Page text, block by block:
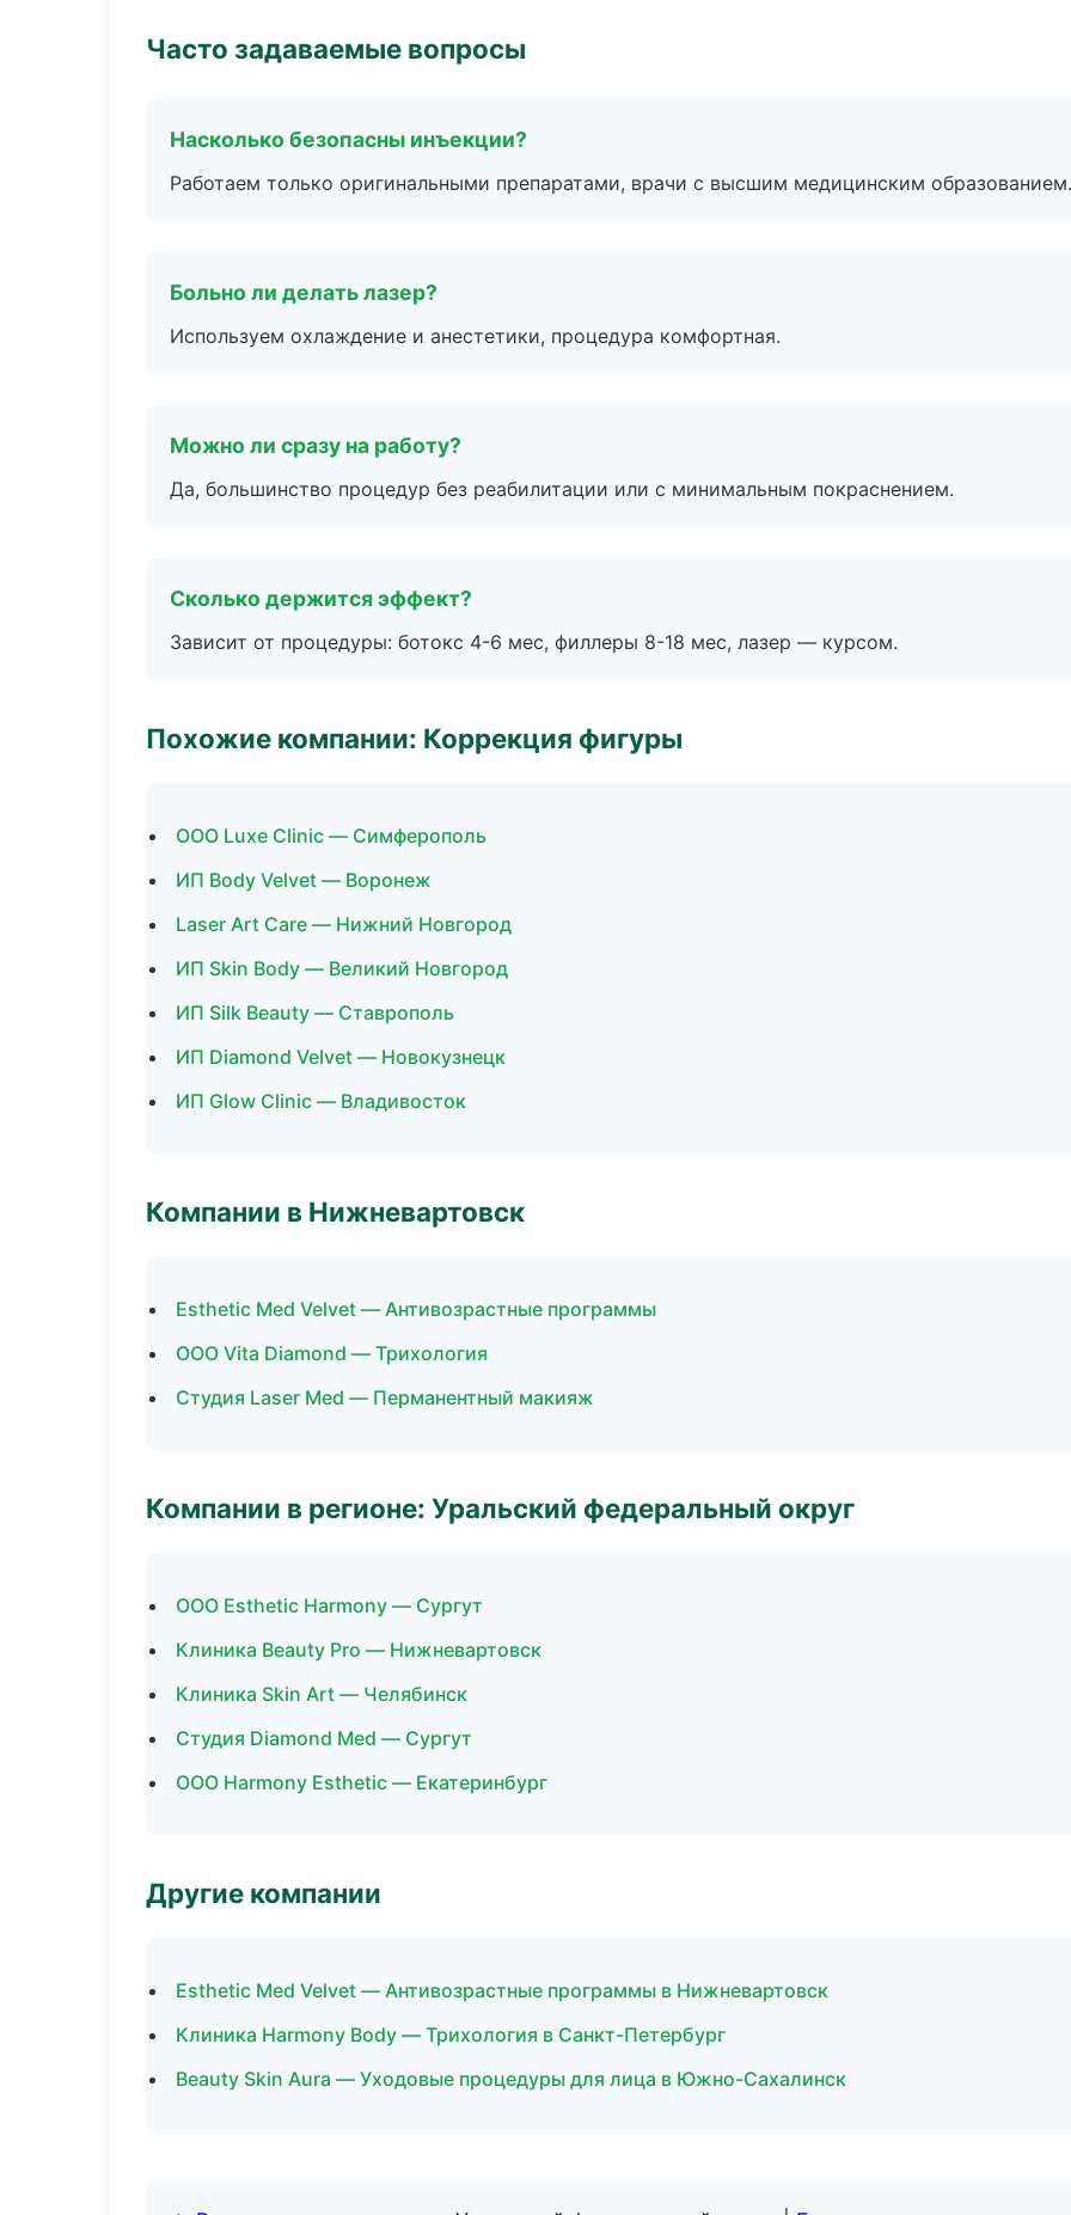
Часто задаваемые вопросы
Насколько безопасны инъекции?
Работаем только оригинальными препаратами, врачи с высшим медицинским образованием.
Больно ли делать лазер?
Используем охлаждение и анестетики, процедура комфортная.
Можно ли сразу на работу?
Да, большинство процедур без реабилитации или с минимальным покраснением.
Сколько держится эффект?
Зависит от процедуры: ботокс 4-6 мес, филлеры 8-18 мес, лазер — курсом.
Похожие компании: Коррекция фигуры
ООО Luxe Clinic — Симферополь
ИП Body Velvet — Воронеж
Laser Art Care — Нижний Новгород
ИП Skin Body — Великий Новгород
ИП Silk Beauty — Ставрополь
ИП Diamond Velvet — Новокузнецк
ИП Glow Clinic — Владивосток
Компании в Нижневартовск
Esthetic Med Velvet — Антивозрастные программы
ООО Vita Diamond — Трихология
Студия Laser Med — Перманентный макияж
Компании в регионе: Уральский федеральный округ
ООО Esthetic Harmony — Сургут
Клиника Beauty Pro — Нижневартовск
Клиника Skin Art — Челябинск
Студия Diamond Med — Сургут
ООО Harmony Esthetic — Екатеринбург
Другие компании
Esthetic Med Velvet — Антивозрастные программы в Нижневартовск
Клиника Harmony Body — Трихология в Санкт-Петербург
Beauty Skin Aura — Уходовые процедуры для лица в Южно-Сахалинск